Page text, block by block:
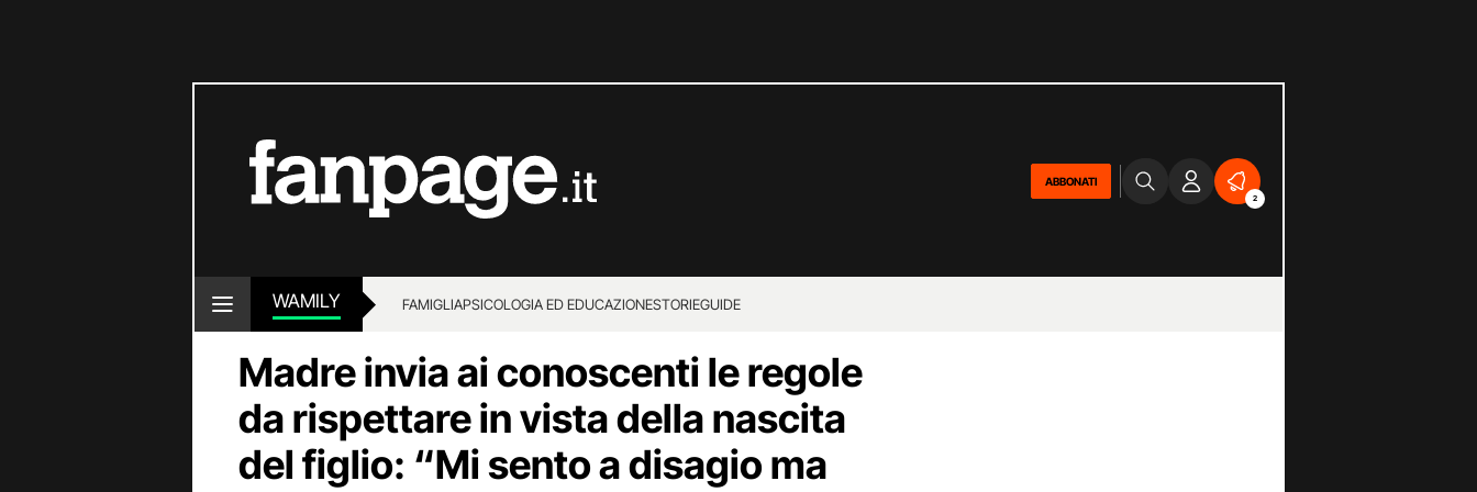
ABBONATI
2
WAMILY FAMIGLIAPSICOLOGIA ED EDUCAZIONESTORIEGUIDE
Madre invia ai conoscenti le regole
da rispettare in vista della nascita
del figlio: “Mi sento a disagio ma